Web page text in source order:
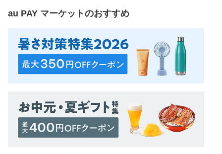
au PAY マーケットのおすすめ